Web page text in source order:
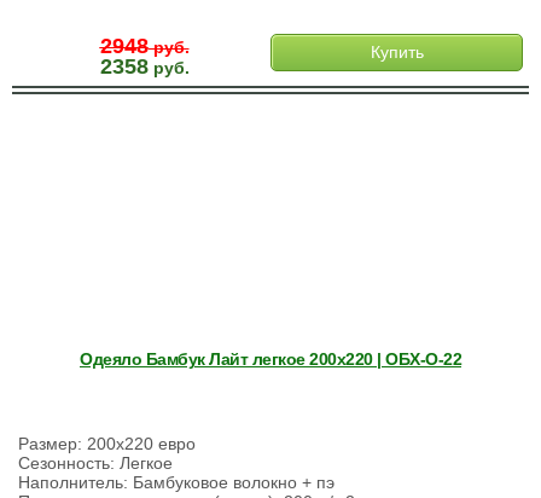
2948руб.
2358руб.
Купить
Одеяло Бамбук Лайт легкое 200х220 | ОБХ-О-22
Размер: 200х220 евро
Сезонность: Легкое
Наполнитель: Бамбуковое волокно + пэ